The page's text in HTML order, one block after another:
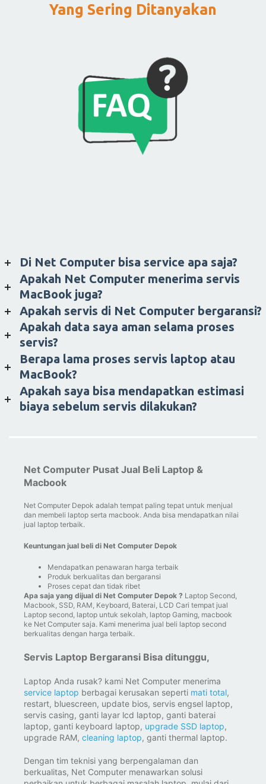
Yang Sering Ditanyakan
Di Net Computer bisa service apa saja?
Apakah Net Computer menerima servis
MacBook juga?
Apakah servis di Net Computer bergaransi?
Apakah data saya aman selama proses
servis?
Berapa lama proses servis laptop atau
MacBook?
Apakah saya bisa mendapatkan estimasi
biaya sebelum servis dilakukan?
Net Computer Pusat Jual Beli Laptop &
Macbook
Net Computer Depok adalah tempat paling tepat untuk menjual
dan membeli laptop serta macbook. Anda bisa mendapatkan nilai
jual laptop terbaik.
Keuntungan jual beli di Net Computer Depok
Mendapatkan penawaran harga terbaik
Produk berkualitas dan bergaransi
Proses cepat dan tidak ribet
Apa saja yang dijual di Net Computer Depok ? Laptop Second,
Macbook, SSD, RAM, Keyboard, Baterai, LCD Cari tempat jual
Laptop second, laptop untuk sekolah, laptop Gaming, macbook
ke Net Computer saja. Kami menerima jual beli laptop second
berkualitas dengan harga terbaik.
Servis Laptop Bergaransi Bisa ditunggu,
Laptop Anda rusak? kami Net Computer menerima
service laptop berbagai kerusakan seperti mati total,
restart, bluescreen, update bios, servis engsel laptop,
servis casing, ganti layar lcd laptop, ganti baterai
laptop, ganti keyboard laptop, upgrade SSD laptop,
upgrade RAM, cleaning laptop, ganti thermal laptop.
Dengan tim teknisi yang berpengalaman dan
berkualitas, Net Computer menawarkan solusi